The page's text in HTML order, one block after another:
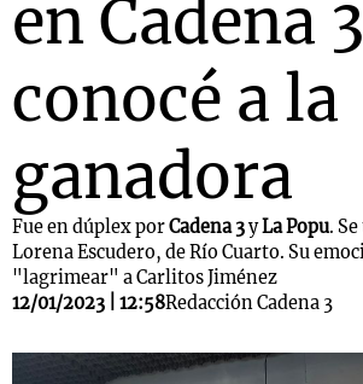
en Cadena
conocé a la
ganadora
Fue en dúplex porCadena 3yLa Popu.
Lorena Escudero, de Río Cuarto. Su
"lagrimear" a Carlitos Jiménez
12/01/2023 | 12:58Redacción Cadena 3